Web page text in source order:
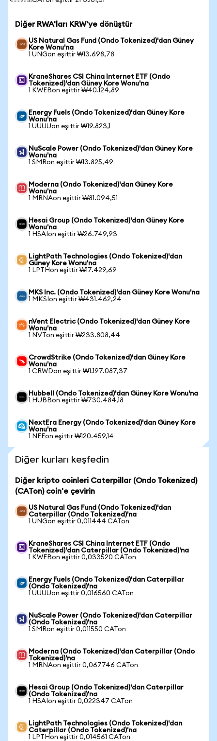
Diğer RWA'ları KRW'ye dönüştür
US Natural Gas Fund (Ondo Tokenized)'dan Güney
Kore Wonu'na
1 UNGon eşittir ₩13.698,78
KraneShares CSI China Internet ETF (Ondo
Tokenized)'dan Güney Kore Wonu'na
1 KWEBon eşittir ₩40.124,89
Energy Fuels (Ondo Tokenized)'dan Güney Kore
Wonu'na
1 UUUUon eşittir ₩19.823,1
NuScale Power (Ondo Tokenized)'dan Güney Kore
Wonu'na
1 SMRon eşittir ₩13.825,49
Moderna (Ondo Tokenized)'dan Güney Kore
Wonu'na
1 MRNAon eşittir ₩81.094,51
Hesai Group (Ondo Tokenized)'dan Güney Kore
Wonu'na
1 HSAIon eşittir ₩26.749,93
LightPath Technologies (Ondo Tokenized)'dan
Güney Kore Wonu'na
1 LPTHon eşittir ₩17.429,69
MKS Inc. (Ondo Tokenized)'dan Güney Kore Wonu'na
1 MKSIon eşittir ₩431.462,24
nVent Electric (Ondo Tokenized)'dan Güney Kore
Wonu'na
1 NVTon eşittir ₩233.808,44
CrowdStrike (Ondo Tokenized)'dan Güney Kore
Wonu'na
1 CRWDon eşittir ₩1.197.087,37
Hubbell (Ondo Tokenized)'dan Güney Kore Wonu'na
1 HUBBon eşittir ₩730.484,18
NextEra Energy (Ondo Tokenized)'dan Güney Kore
Wonu'na
1 NEEon eşittir ₩120.459,14
Diğer kurları keşfedin
Diğer kripto coinleri Caterpillar (Ondo Tokenized)
(CATon) coin'e çevirin
US Natural Gas Fund (Ondo Tokenized)'dan
Caterpillar (Ondo Tokenized)'na
1 UNGon eşittir 0,011444 CATon
KraneShares CSI China Internet ETF (Ondo
Tokenized)'dan Caterpillar (Ondo Tokenized)'na
1 KWEBon eşittir 0,033520 CATon
Energy Fuels (Ondo Tokenized)'dan Caterpillar
(Ondo Tokenized)'na
1 UUUUon eşittir 0,016560 CATon
NuScale Power (Ondo Tokenized)'dan Caterpillar
(Ondo Tokenized)'na
1 SMRon eşittir 0,011550 CATon
Moderna (Ondo Tokenized)'dan Caterpillar (Ondo
Tokenized)'na
1 MRNAon eşittir 0,067746 CATon
Hesai Group (Ondo Tokenized)'dan Caterpillar
(Ondo Tokenized)'na
1 HSAIon eşittir 0,022347 CATon
LightPath Technologies (Ondo Tokenized)'dan
Caterpillar (Ondo Tokenized)'na
1 LPTHon eşittir 0,014561 CATon